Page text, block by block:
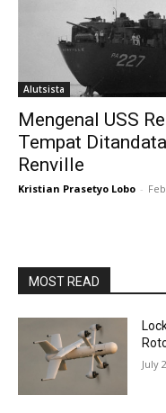
Alutsista
Mengenal USS
Tempat
Renville
Kristian Prasetyo Lobo -
MOST READ
July